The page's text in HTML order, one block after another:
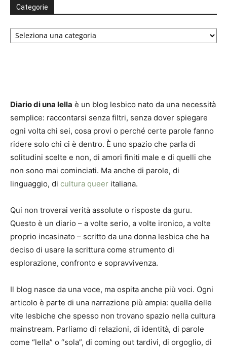
Categorie
Categorie
Diario di una lella è un blog lesbico nato da una necessità
semplice: raccontarsi senza filtri, senza dover spiegare
ogni volta chi sei, cosa provi o perché certe parole fanno
ridere solo chi ci è dentro. È uno spazio che parla di
solitudini scelte e non, di amori finiti male e di quelli che
non sono mai cominciati. Ma anche di parole, di
linguaggio, di cultura queer italiana.
Qui non troverai verità assolute o risposte da guru.
Questo è un diario – a volte serio, a volte ironico, a volte
proprio incasinato – scritto da una donna lesbica che ha
deciso di usare la scrittura come strumento di
esplorazione, confronto e sopravvivenza.
Il blog nasce da una voce, ma ospita anche più voci. Ogni
articolo è parte di una narrazione più ampia: quella delle
vite lesbiche che spesso non trovano spazio nella cultura
mainstream. Parliamo di relazioni, di identità, di parole
come “lella” o “sola”, di coming out tardivi, di orgoglio, di